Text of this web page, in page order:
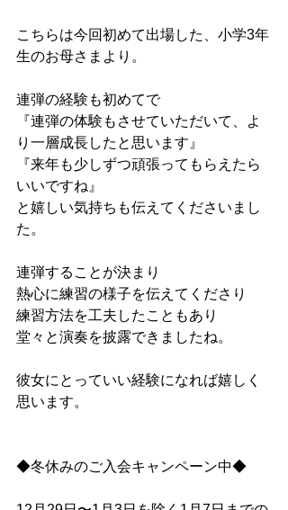
こちらは今回初めて出場した、小学3年
生のお母さまより。
連弾の経験も初めてで
『連弾の体験もさせていただいて、よ
り一層成長したと思います』
『来年も少しずつ頑張ってもらえたら
いいですね』
と嬉しい気持ちも伝えてくださいまし
た。
連弾することが決まり
熱心に練習の様子を伝えてくださり
練習方法を工夫したこともあり
堂々と演奏を披露できましたね。
彼女にとっていい経験になれば嬉しく
思います。
◆冬休みのご入会キャンペーン中◆